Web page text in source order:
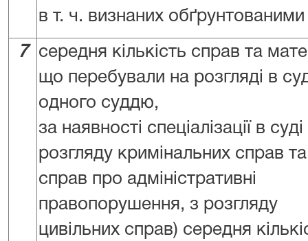
в т. ч. визнаних обґрунтованими
7
середня кількість справ та
що перебували на розгляді в
одного суддю,
за наявності спеціалізації в суді
розгляду кримінальних справ та
справ про адміністративні
правопорушення, з розгляду
цивільних справ) середня